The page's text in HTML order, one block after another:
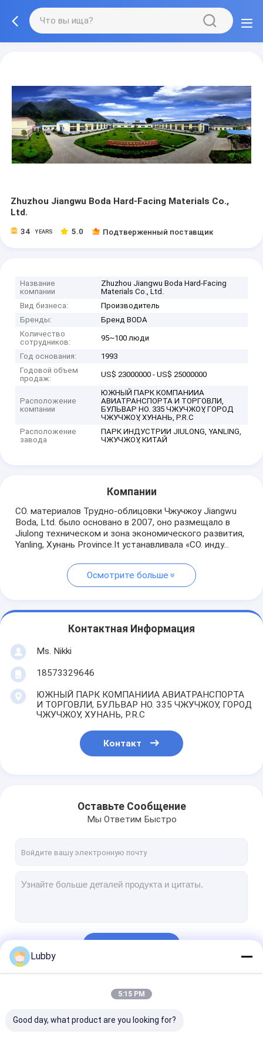
Zhuzhou Jiangwu Boda Hard-Facing Materials Co.,
Ltd.
34 YEARS 5.0 Подтверженный поставщик
Название
компании
Zhuzhou Jiangwu Boda Hard-Facing
Materials Co., Ltd.
Вид бизнеса:
Производитель
Бренды:
Бренд BODA
Количество
сотрудников:
95~100 люди
Год основания:
1993
Годовой объем
продаж:
US$ 23000000 - US$ 25000000
Расположение
компании
ЮЖНЫЙ ПАРК КОМПАНИИА
АВИАТРАНСПОРТА И ТОРГОВЛИ,
БУЛЬВАР НО. 335 ЧЖУЧЖОУ, ГОРОД
ЧЖУЧЖОУ, ХУНАНЬ, P.R.C
Расположение
завода
ПАРК ИНДУСТРИИ JIULONG, YANLING,
ЧЖУЧЖОУ, КИТАЙ
Компании
CO. материалов Трудно-облицовки Чжучжоу Jiangwu
Boda, Ltd. было основано в 2007, оно размещало в
Jiulong техническом и зона экономического развития,
Yanling, Хунань Province.It устанавливала «CO. инду...
Осмотрите больше
Контактная Информация
Ms. Nikki
18573329646
ЮЖНЫЙ ПАРК КОМПАНИИА АВИАТРАНСПОРТА
И ТОРГОВЛИ, БУЛЬВАР НО. 335 ЧЖУЧЖОУ, ГОРОД
ЧЖУЧЖОУ, ХУНАНЬ, P.R.C
Контакт
Оставьте Сообщение
Мы Ответим Быстро
Lubby
5:15 PM
Good day, what product are you looking for?